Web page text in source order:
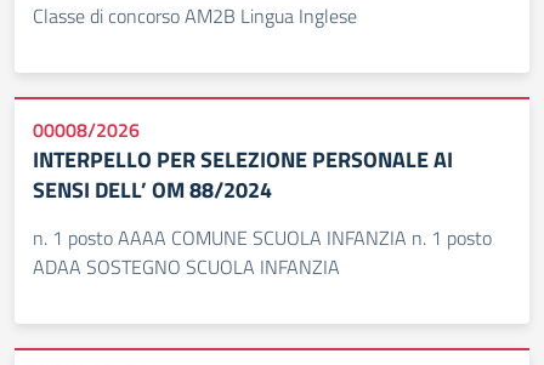
Classe di concorso AM2B Lingua Inglese
00008/2026
INTERPELLO PER SELEZIONE PERSONALE AI
SENSI DELL’ OM 88/2024
n. 1 posto AAAA COMUNE SCUOLA INFANZIA n. 1 posto
ADAA SOSTEGNO SCUOLA INFANZIA